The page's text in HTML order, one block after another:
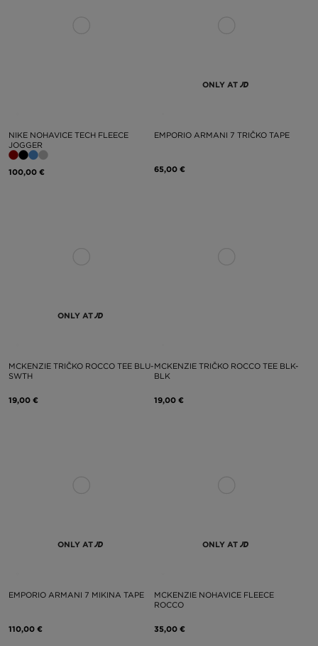
NIKE NOHAVICE TECH FLEECE
JOGGER
100,00 €
ONLY AT
EMPORIO ARMANI 7 TRIČKO TAPE
65,00 €
ONLY AT
MCKENZIE TRIČKO ROCCO TEE BLU-
SWTH
19,00 €
MCKENZIE TRIČKO ROCCO TEE BLK-
BLK
19,00 €
ONLY AT
EMPORIO ARMANI 7 MIKINA TAPE
110,00 €
ONLY AT
MCKENZIE NOHAVICE FLEECE
ROCCO
35,00 €